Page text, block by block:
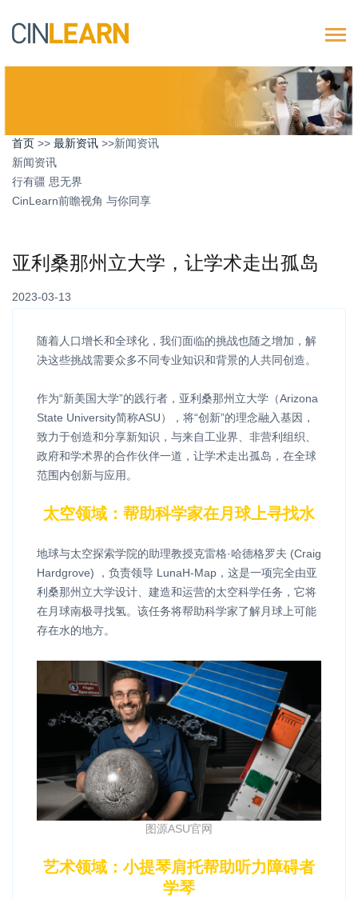
首页 >> 最新资讯 >>新闻资讯
新闻资讯
行有疆 思无界
CinLearn前瞻视角 与你同享
亚利桑那州立大学，让学术走出孤岛
2023-03-13
随着人口增长和全球化，我们面临的挑战也随之增加，解
决这些挑战需要众多不同专业知识和背景的人共同创造。
作为“新美国大学”的践行者，亚利桑那州立大学（Arizona
State University简称ASU），将“创新”的理念融入基因，
致力于创造和分享新知识，与来自工业界、非营利组织、
政府和学术界的合作伙伴一道，让学术走出孤岛，在全球
范围内创新与应用。
太空领域：帮助科学家在月球上寻找水
地球与太空探索学院的助理教授克雷格·哈德格罗夫 (Craig
Hardgrove) ，负责领导 LunaH-Map，这是一项完全由亚
利桑那州立大学设计、建造和运营的太空科学任务，它将
在月球南极寻找氢。该任务将帮助科学家了解月球上可能
存在水的地方。
图源ASU官网
艺术领域：小提琴肩托帮助听力障碍者
学琴